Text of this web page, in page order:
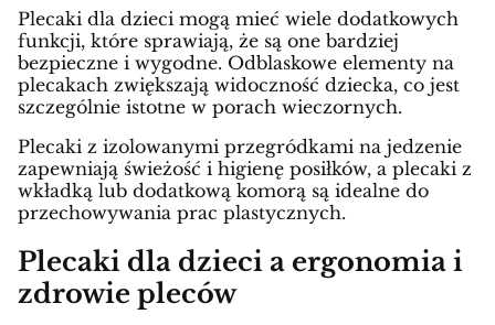
Plecaki dla dzieci mogą mieć wiele dodatkowych
funkcji, które sprawiają, że są one bardziej
bezpieczne i wygodne. Odblaskowe elementy na
plecakach zwiększają widoczność dziecka, co jest
szczególnie istotne w porach wieczornych.
Plecaki z izolowanymi przegródkami na jedzenie
zapewniają świeżość i higienę posiłków, a plecaki z
wkładką lub dodatkową komorą są idealne do
przechowywania prac plastycznych.
Plecaki dla dzieci a ergonomia i
zdrowie pleców